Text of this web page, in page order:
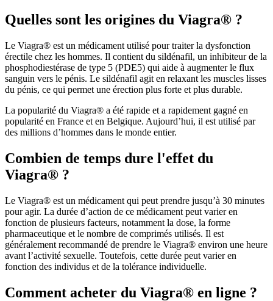
Quelles sont les origines du Viagra® ?
Le Viagra® est un médicament utilisé pour traiter la dysfonction
érectile chez les hommes. Il contient du sildénafil, un inhibiteur de la
phosphodiestérase de type 5 (PDE5) qui aide à augmenter le flux
sanguin vers le pénis. Le sildénafil agit en relaxant les muscles lisses
du pénis, ce qui permet une érection plus forte et plus durable.
La popularité du Viagra® a été rapide et a rapidement gagné en
popularité en France et en Belgique. Aujourd’hui, il est utilisé par
des millions d’hommes dans le monde entier.
Combien de temps dure l'effet du
Viagra® ?
Le Viagra® est un médicament qui peut prendre jusqu’à 30 minutes
pour agir. La durée d’action de ce médicament peut varier en
fonction de plusieurs facteurs, notamment la dose, la forme
pharmaceutique et le nombre de comprimés utilisés. Il est
généralement recommandé de prendre le Viagra® environ une heure
avant l’activité sexuelle. Toutefois, cette durée peut varier en
fonction des individus et de la tolérance individuelle.
Comment acheter du Viagra® en ligne ?